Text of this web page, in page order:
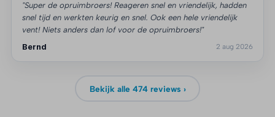
"Super de opruimbroers! Reageren snel en vriendelijk, hadden
snel tijd en werkten keurig en snel. Ook een hele vriendelijk
vent! Niets anders dan lof voor de opruimbroers!"
Bernd
2 aug 2026
Bekijk alle 474 reviews ›